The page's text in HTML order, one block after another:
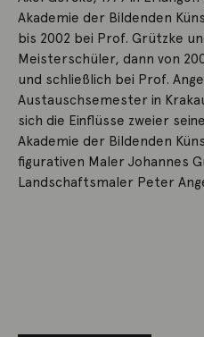
Akademie der Bildenden
bis 2002 bei Prof. Grützke
Meisterschüler, dann von
und schließlich bei Prof.
Austauschsemester in
sich die Einflüsse zweier
Akademie der Bildenden
figurativen Maler Johannes
Landschaftsmaler Peter